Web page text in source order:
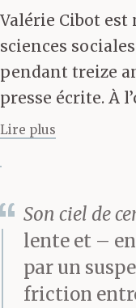
cette
laquelle
dégelé,
n’avais
Valérie Cibot est
sciences
pendant treize
presse écrite. À
Lire plus
Son ciel de
lente et –
par un
friction